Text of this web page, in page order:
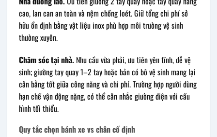
cao, lan can an toàn và nệm chống loét. Giữ tổng chi phí sở
hữu ổn định bằng vật liệu inox phù hợp môi trường vệ sinh
thường xuyên.
Chăm sóc tại nhà. Nhu cầu vừa phải, ưu tiên yên tĩnh, dễ vệ
sinh; giường tay quay 1–2 tay hoặc bản có bô vệ sinh mang lại
cân bằng tốt giữa công năng và chi phí. Trường hợp người dùng
hạn chế vận động nặng, có thể cân nhắc giường điện với cấu
hình tối thiểu.
Quy tắc chọn bánh xe vs chân cố định